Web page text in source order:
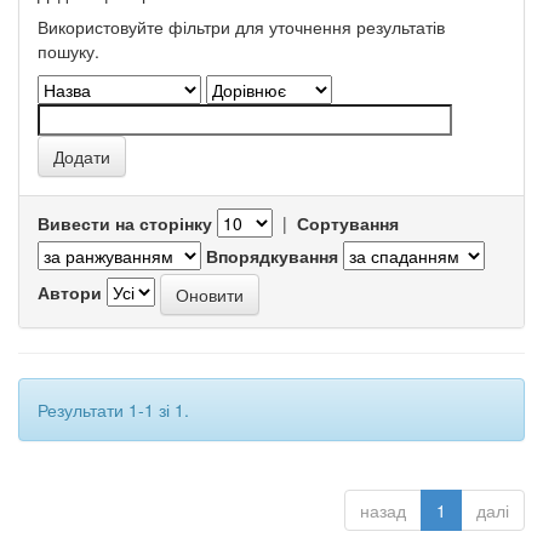
Використовуйте фільтри для уточнення результатів
пошуку.
Вивести на сторінку | Сортування
Впорядкування
Автори
Результати 1-1 зі 1.
назад 1 далі